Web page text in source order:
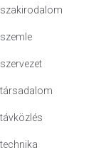
szakirodalom
szemle
szervezet
társadalom
távközlés
technika